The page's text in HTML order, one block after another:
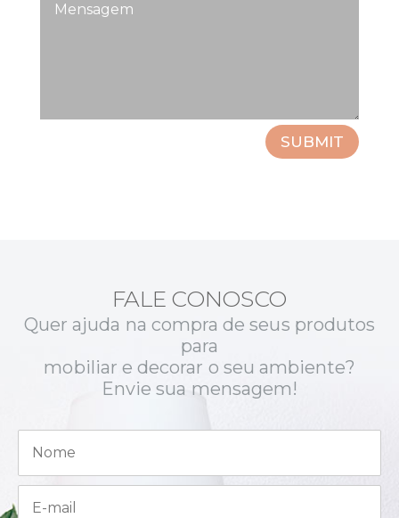
SUBMIT
FALE CONOSCO
Quer ajuda na compra de seus produtos
para
mobiliar e decorar o seu ambiente?
Envie sua mensagem!
m
e
-